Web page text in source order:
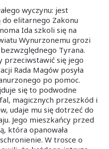
wyczynu: jest
elitarnego Zakonu
Ida szkoli się na
Wynurzonemu grozi
Tyrana.
przeciwstawić się jego
Rada Magów posyła
po pomoc.
się to podwodne
magicznych przeszkód i
udaje mu się dotrzeć do
Jego mieszkańcy przed
która opanowała
W trosce o